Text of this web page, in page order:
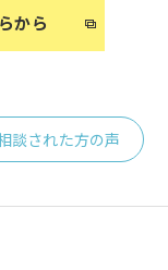
から
談された方の声